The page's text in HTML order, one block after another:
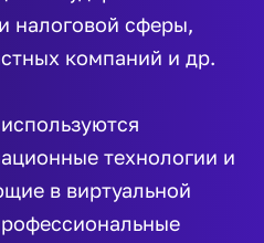
налоговой сферы,
компаний и др.
технологии и
в виртуальной